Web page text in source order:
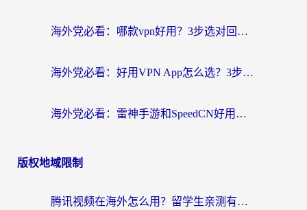
海外党必看：哪款vpn好用？3步选对回国加速器，无缝刷剧玩游戏
海外党必看：好用VPN App怎么选？3步教你无缝访问国内资源
海外党必看：雷神手游和SpeedCN好用吗？3招选对回国加速器无缝刷国内资源
版权地域限制
腾讯视频在海外怎么用？留学生亲测有效的回国加速器攻略